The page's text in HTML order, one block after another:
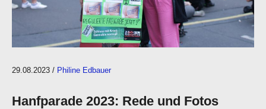
29.08.2023 / Philine Edbauer
Hanfparade 2023: Rede und Fotos